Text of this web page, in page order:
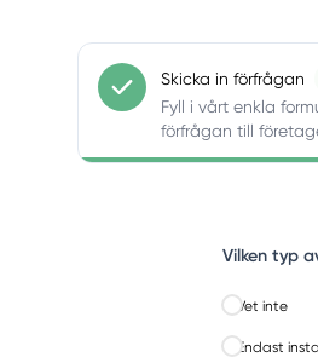
Skicka in förfrågan
Fyll i vårt enkla
förfrågan till
Vilken typ
Vet inte
Endast